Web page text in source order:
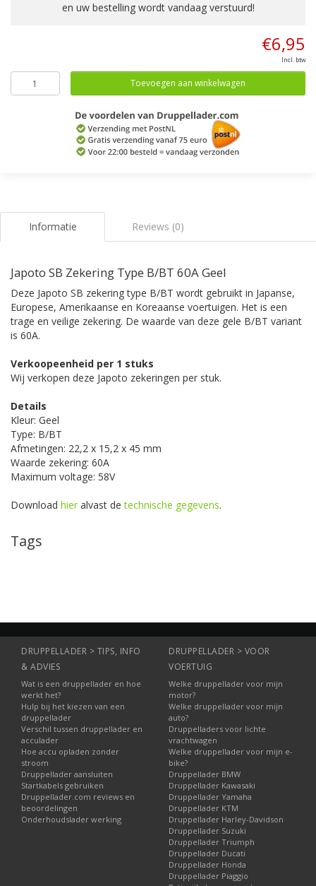
en uw bestelling wordt vandaag verstuurd!
€6,95
Incl. btw
Toevoegen aan winkelwagen
Informatie Reviews (0)
Japoto SB Zekering Type B/BT 60A Geel
Deze Japoto SB zekering type B/BT wordt gebruikt in Japanse,
Europese, Amerikaanse en Koreaanse voertuigen. Het is een
trage en veilige zekering. De waarde van deze gele B/BT variant
is 60A.
Verkoopeenheid per 1 stuks
Wij verkopen deze Japoto zekeringen per stuk.
Details
Kleur: Geel
Type: B/BT
Afmetingen: 22,2 x 15,2 x 45 mm
Waarde zekering: 60A
Maximum voltage: 58V
Download hier alvast detechnische gegevens.
Tags
DRUPPELLADER > TIPS, INFO
& ADVIES
Wat is een druppellader en hoe
werkt het?
Hulp bij het kiezen van een
druppellader
Verschil tussen druppellader en
acculader
Hoe accu opladen zonder
stroom
Druppellader aansluiten
Startkabels gebruiken
Druppellader.com reviews en
beoordelingen
Onderhoudslader werking
DRUPPELLADER > VOOR
VOERTUIG
Welke druppellader voor mijn
motor?
Welke druppellader voor mijn
auto?
Druppelladers voor lichte
vrachtwagen
Welke druppellader voor mijn e-
bike?
Druppellader BMW
Druppellader Kawasaki
Druppellader Yamaha
Druppellader KTM
Druppellader Harley-Davidson
Druppellader Suzuki
Druppellader Triumph
Druppellader Ducati
Druppellader Honda
Druppellader Piaggio